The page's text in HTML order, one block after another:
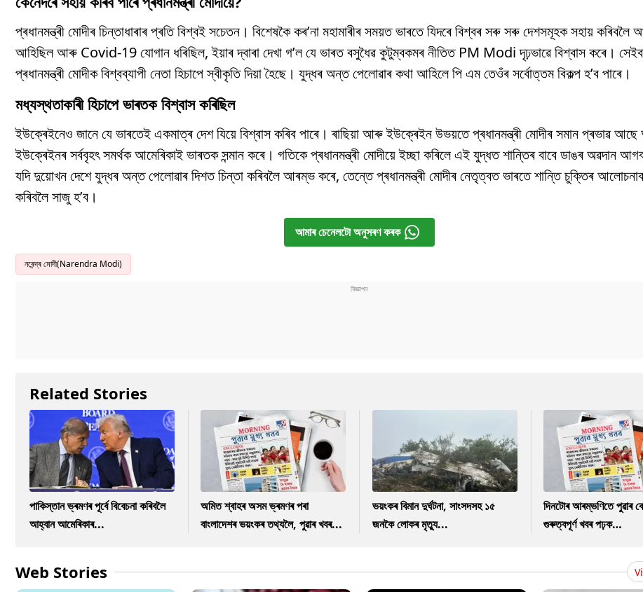
প্ৰধানমন্ত্ৰী মোদীৰ চিন্তাধাৰাৰ প্ৰতি বিশ্বই সচেতন। বিশেষকৈ কৰ’না মহামাৰীৰ সময়ত ভাৰতে যিদৰে বিশ্বৰ সৰু সৰু দেশসমূহক সহায় কৰিবলৈ
আহিছিল আৰু Covid-19 যোগান ধৰিছিল, ইয়াৰ দ্বাৰা দেখা গ’ল যে ভাৰত বসুধৈৱ কুটুম্বকমৰ নীতিত PM Modi দৃঢ়ভাৱে বিশ্বাস কৰে।
প্ৰধানমন্ত্ৰী মোদীক বিশ্বব্যাপী নেতা হিচাপে স্বীকৃতি দিয়া হৈছে। যুদ্ধৰ অন্ত পেলোৱাৰ কথা আহিলে পি এম তেওঁৰ সৰ্বোত্তম বিকল্প হ’ব পাৰে।
মধ্যস্থতাকাৰী হিচাপে ভাৰতক বিশ্বাস কৰিছিল
ইউক্ৰেইনেও জানে যে ভাৰতেই একমাত্ৰ দেশ যিয়ে বিশ্বাস কৰিব পাৰে। ৰাছিয়া আৰু ইউক্ৰেইন উভয়তে প্ৰধানমন্ত্ৰী মোদীৰ সমান প্ৰভাৱ
ইউক্ৰেইনৰ সৰ্ববৃহৎ সমৰ্থক আমেৰিকাই ভাৰতক সন্মান কৰে। গতিকে প্ৰধানমন্ত্ৰী মোদীয়ে ইচ্ছা কৰিলে এই যুদ্ধত শান্তিৰ বাবে ডাঙৰ অৱদান
যদি দুয়োখন দেশে যুদ্ধৰ অন্ত পেলোৱাৰ দিশত চিন্তা কৰিবলৈ আৰম্ভ কৰে, তেন্তে প্ৰধানমন্ত্ৰী মোদীৰ নেতৃত্বত ভাৰতে শান্তি চুক্তিৰ
কৰিবলৈ সাজু হ’ব।
আমাৰ চেনেলটো অনুসৰণ কৰক
নৰেন্দ্ৰ মোদী(Narendra Modi)
Related Stories
পাকিস্তান ভ্ৰমণৰ পূৰ্বে বিবেচনা কৰিবলৈ
আহ্বান আমেৰিকাৰ...
অমিত শ্বাহৰ অসম ভ্ৰমণৰ পৰা
বাংলাদেশৰ ভয়ংকৰ তথ্যলৈ, পুৱাৰ খবৰ...
ভয়ংকৰ বিমান দুৰ্ঘটনা, সাংসদসহ ১৫
জনকৈ লোকৰ মৃত্যু...
দিনটোৰ আৰম্ভণিতে পুৱাৰ
গুৰুত্বপূৰ্ণ খবৰ পঢ়ক…
Web Stories